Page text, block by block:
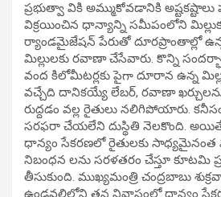
ప్రభుత్వా వికి అమ్ముకోవడానికి
విక్రయించిన ధాన్యాన్ని సమీపంలోని
ర్యాండమైజేషన్ పేరుతో దూరప్రాంతాల్లో
మిల్లులకు రవాణా చేసేవారు. కొన్ని
వంద కిలోమీటర్లకు పైగా దూరాన ఉన్న
వచ్చేది దానికయ్యే లేబర్, రవాణా
రుద్దడం వల్ల రైతులు నలిగిపోయారు.
సరఫరా చేయలేని దుస్థితి నెలకొంది.
ధాన్యం సేకరణలో రైతులకు సాధ్యమైనంత
నిబంధన లను సరళతరం చేస్తూ కూటమి
తీసుకుంది. ముఖ్యమంత్రి చంద్రబాబు
ఉండవల్లిలోని తన నివాసంలో ధాన్యం